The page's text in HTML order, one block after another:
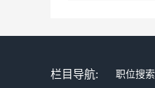
栏目导航: 职位搜索